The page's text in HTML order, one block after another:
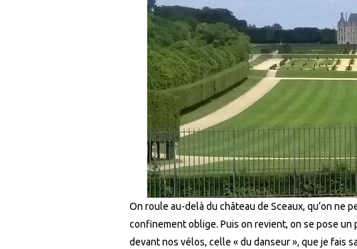
On roule au-delà du château de Sceaux, qu’on ne
confinement oblige. Puis on revient, on se pose un
devant nos vélos, celle « du danseur », que je fais